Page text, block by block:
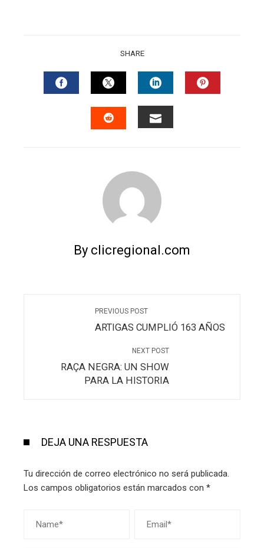
SHARE
FACEBOOKTWITTERLINKEDIN
By clicregional.com
PREVIOUS POST
ARTIGAS CUMPLIÓ 163 AÑOS
NEXT POST
RAÇA NEGRA: UN SHOW
PARA LA HISTORIA
DEJA UNA RESPUESTA
Tu dirección de correo electrónico no será publicada.
Los campos obligatorios están marcados con *